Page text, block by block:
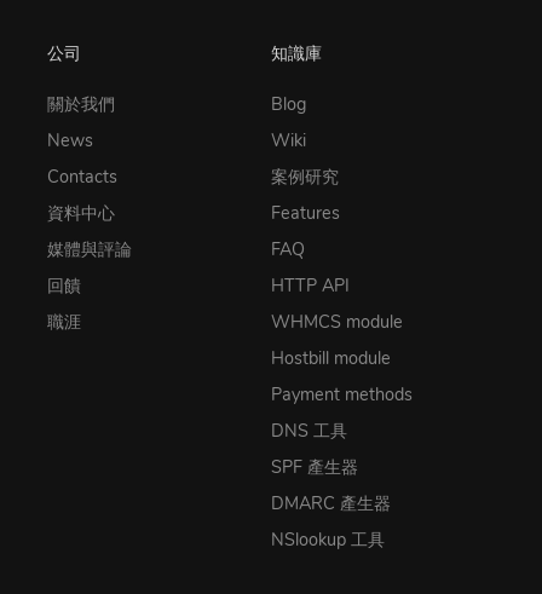
公司
關於我們
News
Contacts
資料中心
媒體與評論
回饋
職涯
知識庫
Blog
Wiki
案例研究
Features
FAQ
HTTP API
WHMCS module
Hostbill module
Payment methods
DNS 工具
SPF 產生器
DMARC 產生器
NSlookup 工具